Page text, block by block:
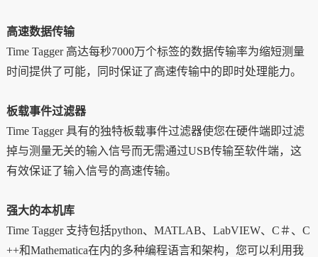
高速数据传输
Time Tagger 高达每秒7000万个标签的数据传输率为缩短测量
时间提供了可能，同时保证了高速传输中的即时处理能力。
板载事件过滤器
Time Tagger具有的独特板载事件过滤器使您在硬件端即过滤
掉与测量无关的输入信号而无需通过USB传输至软件端，这
有效保证了输入信号的高速传输。
强大的本机库
Time Tagger 支持包括python、MATLAB、LabVIEW、C＃、C
++和Mathematica在内的多种编程语言和架构，您可以利用我